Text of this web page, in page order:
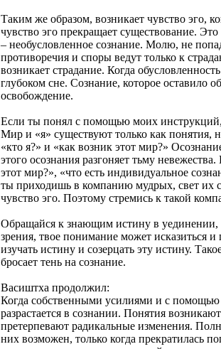
Таким же образом, возникает чувство эго,
чувство эго прекращает существование.
– необусловленное сознание. Молю, не
противоречия и споры ведут только к
возникает страдание. Когда
глубоком сне. Сознание, которое оставило
освобождение.
Если ты понял с помощью моих инструкций,
Мир и «я» существуют только как понятия,
«кто я?» и «как возник этот мир?»
этого осознания разгоняет тьму
этот мир?», «что есть индивидуальное
ты приходишь в компанию мудрых, свет их
чувство эго. Поэтому стремись к такой
Обращайся к знающим истину в уединении,
зрения, твое понимание может исказиться
изучать истину и созерцать эту истину.
бросает тень на сознание.
Васиштха продолжил:
Когда собственными усилиями и с
разрастается в сознании. Понятия
претерпевают радикальные изменения.
них возможен, только когда прекратилась